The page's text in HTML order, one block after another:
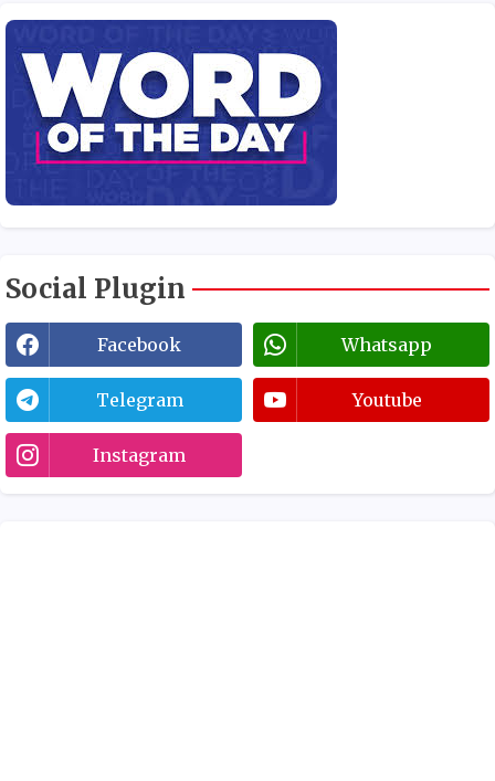
Social Plugin
Facebook Whatsapp
Telegram Youtube
Instagram